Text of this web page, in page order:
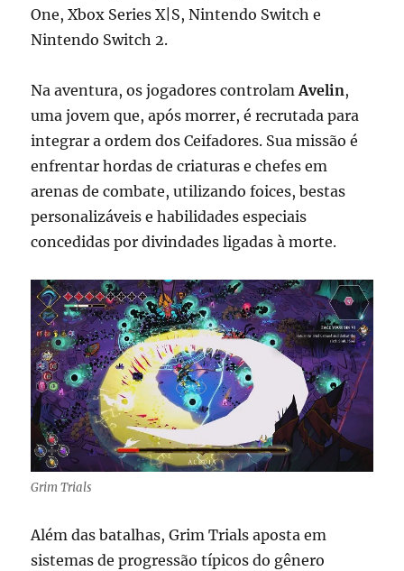
One, Xbox Series X|S, Nintendo Switch e
Nintendo Switch 2.
Na aventura, os jogadores controlamAvelin,
uma jovem que, após morrer, é recrutada para
integrar a ordem dos Ceifadores. Sua missão é
enfrentar hordas de criaturas e chefes em
arenas de combate, utilizando foices, bestas
personalizáveis e habilidades especiais
concedidas por divindades ligadas à morte.
Grim Trials
Além das batalhas, Grim Trials aposta em
sistemas de progressão típicos do gênero